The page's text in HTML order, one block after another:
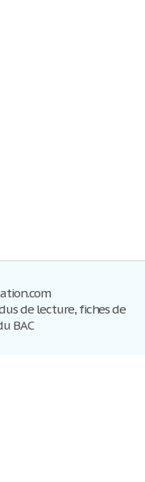
de lecture, fiches de
BAC